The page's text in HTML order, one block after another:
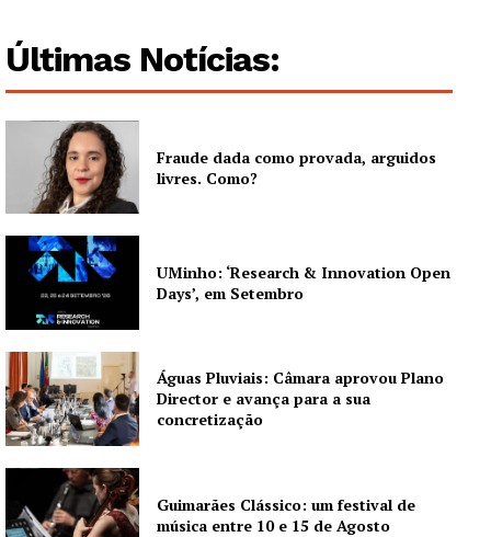
Artigos
Edição Digital
Europa
Grande Entrevista
Publicidade
Últimas Notícias:
Fraude dada como provada, arguidos
livres. Como?
UMinho: ‘Research & Innovation Open
Days’, em Setembro
Águas Pluviais: Câmara aprovou Plano
Director e avança para a sua
concretização
Guimarães Clássico: um festival de
música entre 10 e 15 de Agosto